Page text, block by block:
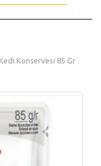
Konservesi 85 Gr